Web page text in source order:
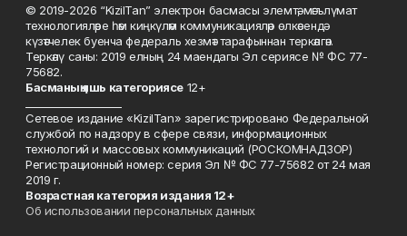
© 2019-2026 “KizilTan” электрон басмасы элемтә, мәгълүмат
технологияләре һәм киңкүләм коммуникацияләр өлкәсендә
күзәтчелек буенча федераль хезмәт тарафыннан теркәлгән.
Теркәлү саны: 2019 елның 24 маендагы Эл сериясе № ФС 77-
75682.
Басманың яшь категориясе12+
Сетевое издание «KizilTan» зарегистрировано Федеральной
службой по надзору в сфере связи, информационных
технологий и массовых коммуникаций (РОСКОМНАДЗОР)
Регистрационный номер: серия Эл № ФС 77-75682 от 24 мая
2019 г.
Возрастная категория издания 12+
Об использовании персональных данных